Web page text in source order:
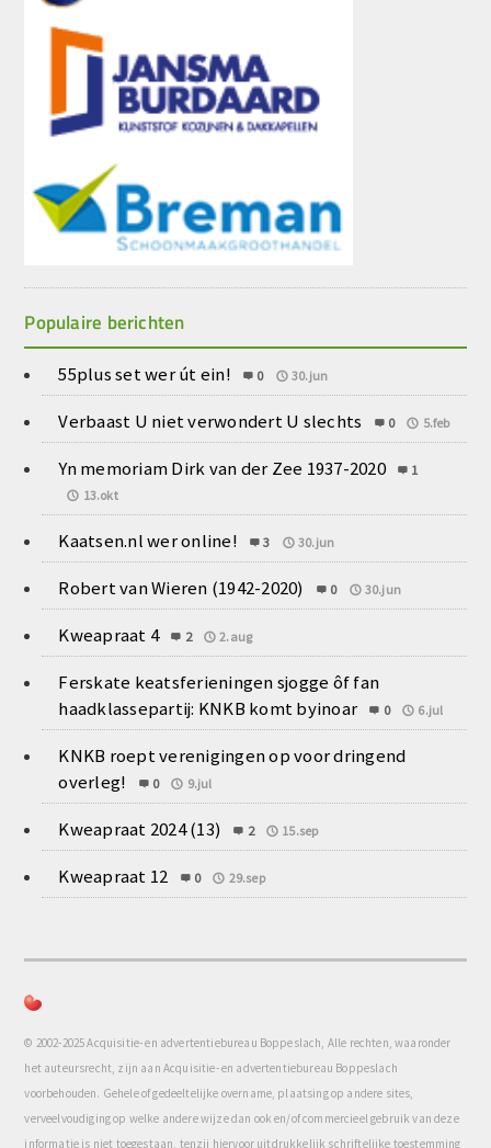
Populaire berichten
55plus set wer út ein! 0 30.jun
Verbaast U niet verwondert U slechts 0 5.feb
Yn memoriam Dirk van der Zee 1937-2020
1
13.okt
Kaatsen.nl wer online! 3 30.jun
Robert van Wieren (1942-2020) 0 30.jun
Kweapraat 4 2 2.aug
Ferskate keatsferieningen sjogge ôf fan
haadklassepartij: KNKB komt byinoar
0 6.jul
KNKB roept verenigingen op voor dringend
overleg!
0 9.jul
Kweapraat 2024 (13) 2 15.sep
Kweapraat 12 0 29.sep
© 2002-2025 Acquisitie- en advertentiebureau Boppeslach, Alle rechten, waaronder
het auteursrecht, zijn aan Acquisitie- en advertentiebureau Boppeslach
voorbehouden. Gehele of gedeeltelijke overname, plaatsing op andere sites,
verveelvoudiging op welke andere wijze dan ook en/of commercieel gebruik van deze
informatie is niet toegestaan, tenzij hiervoor uitdrukkelijk schriftelijke toestemming